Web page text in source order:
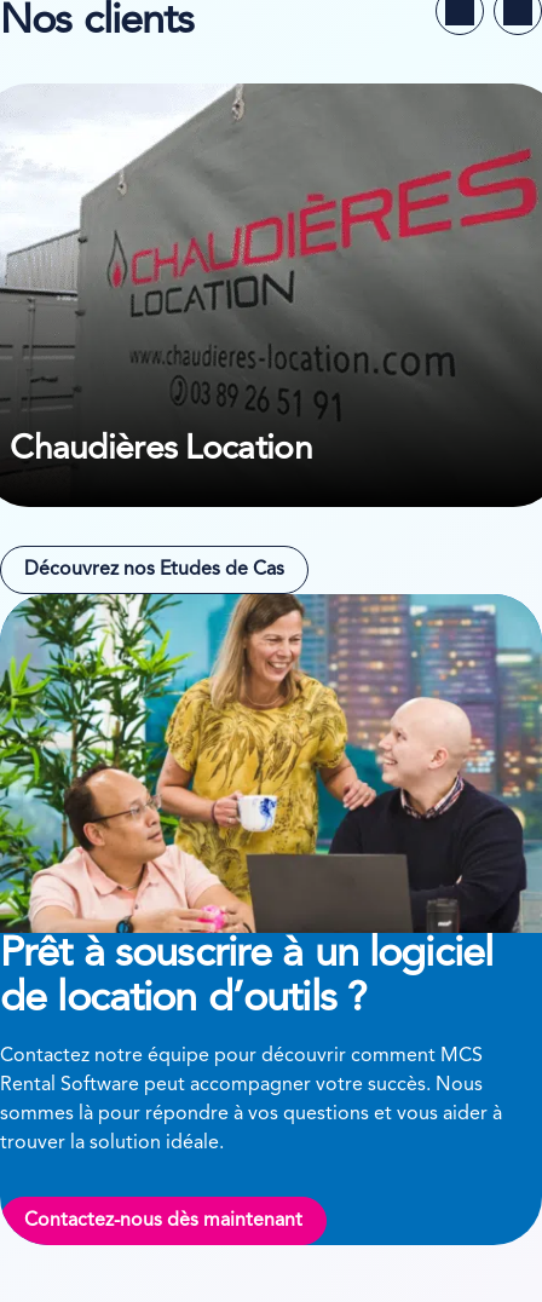
Nos clients
Chaudières Location
l’étude de cas sur Chaudières Location
Découvrez nos Etudes de Cas
Prêt à souscrire à un logiciel
de location d’outils ?
Contactez notre équipe pour découvrir comment MCS
Rental Software peut accompagner votre succès. Nous
sommes là pour répondre à vos questions et vous aider à
trouver la solution idéale.
Contactez-nous dès maintenant